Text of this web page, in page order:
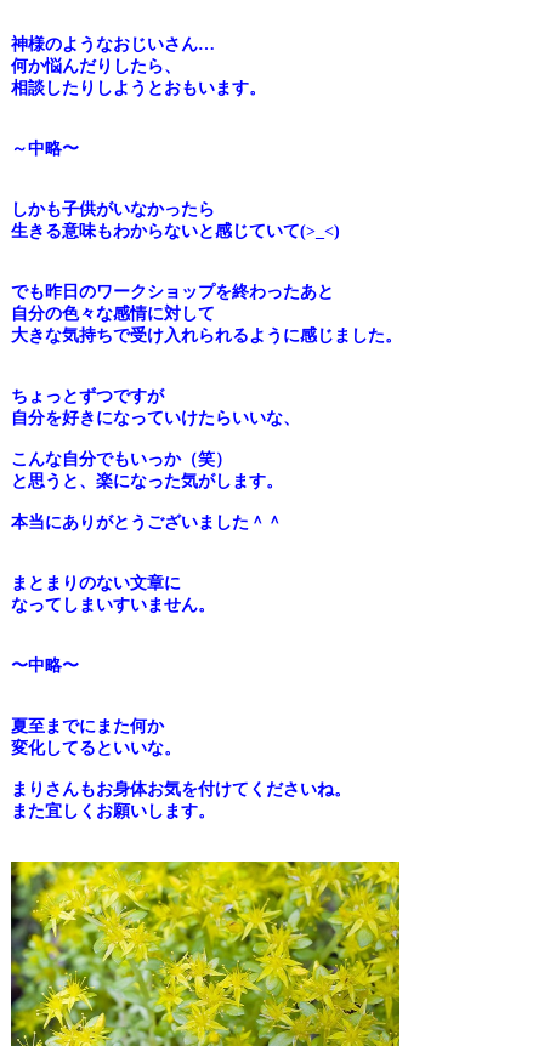
神様のようなおじいさん…
何か悩んだりしたら、
相談したりしようとおもいます。
～中略〜
しかも子供がいなかったら
生きる意味もわからないと感じていて(>_<)
でも昨日のワークショップを終わったあと
自分の色々な感情に対して
大きな気持ちで受け入れられるように感じました。
ちょっとずつですが
自分を好きになっていけたらいいな、
こんな自分でもいっか（笑）
と思うと、楽になった気がします。
本当にありがとうございました＾＾
まとまりのない文章に
なってしまいすいません。
〜中略〜
夏至までにまた何か
変化してるといいな。
まりさんもお身体お気を付けてくださいね。
また宜しくお願いします。